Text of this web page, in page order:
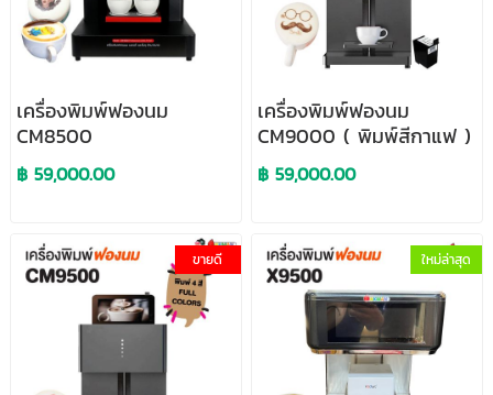
เครื่องพิมพ์ฟองนม
CM8500
฿ 59,000.00
เครื่องพิมพ์ฟองนม
CM9000 ( พิมพ์สีกาแฟ )
฿ 59,000.00
ขายดี ใหม่ล่าสุด